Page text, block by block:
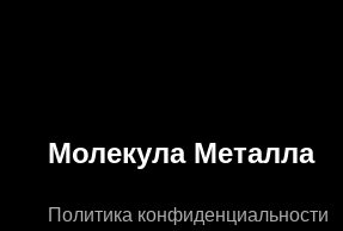
Молекула Металла
Политика конфиденциальности